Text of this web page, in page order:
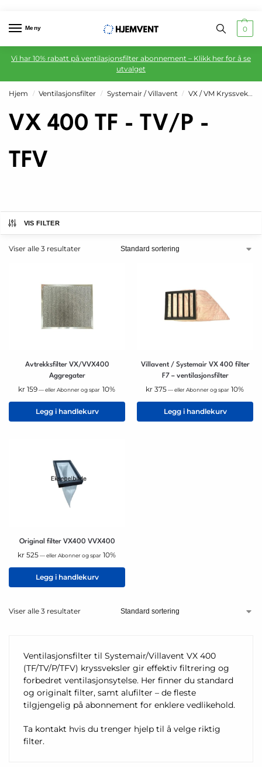
Meny 0
Vi har 10% rabatt på ventilasjonsfilter abonnement – Klikk her for å se
utvalget
Hjem / Ventilasjonsfilter / Systemair / Villavent / VX / VM Kryssveksler
VX 400 TF - TV/P -
TFV
VIS FILTER
Viser alle 3 resultater
Avtrekksfilter VX/VVX400
Aggregater
kr 159 —eller Abonner og spar 10%
Legg i handlekurv
Villavent / Systemair VX 400 filter
F7 – ventilasjonsfilter
kr375—eller Abonner og spar 10%
Legg i handlekurv
Original filter VX400 VVX400
kr525—eller Abonner og spar 10%
Legg i handlekurv
Viser alle 3 resultater
Ventilasjonsfilter til Systemair/Villavent VX 400
(TF/TV/P/TFV) kryssveksler gir effektiv filtrering og
forbedret ventilasjonsytelse. Her finner du standard
og originalt filter, samt alufilter – de fleste
tilgjengelig på abonnement for enklere vedlikehold.
Ta kontakt hvis du trenger hjelp til å velge riktig
filter.